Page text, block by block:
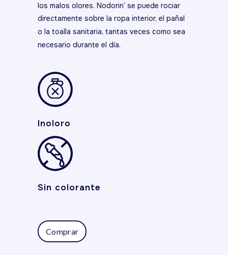
los malos olores. Nodorin® se puede rociar
directamente sobre la ropa interior, el pañal
o la toalla sanitaria, tantas veces como sea
necesario durante el día.
Inoloro
Sin colorante
Comprar